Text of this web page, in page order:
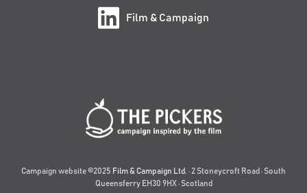
Film & Campaign
Campaign website ©2025 Film & Campaign Ltd. · 2 Stoneycroft Road · South
Queensferry EH30 9HX · Scotland